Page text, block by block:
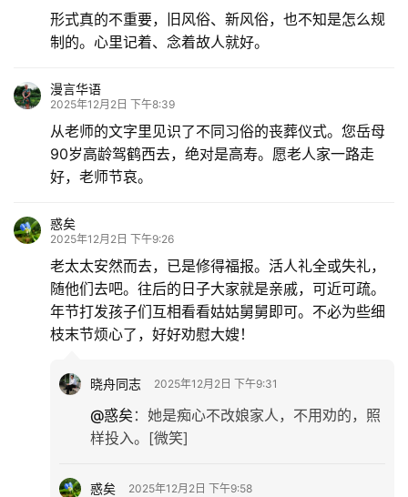
形式真的不重要，旧风俗、新风俗，也不知是怎么规
制的。心里记着、念着故人就好。
漫言华语
2025年12月2日 下午8:39
从老师的文字里见识了不同习俗的丧葬仪式。您岳母
90岁高龄驾鹤西去，绝对是高寿。愿老人家一路走
好，老师节哀。
惑矣
2025年12月2日 下午9:26
老太太安然而去，已是修得福报。活人礼全或失礼，
随他们去吧。往后的日子大家就是亲戚，可近可疏。
年节打发孩子们互相看看姑姑舅舅即可。不必为些细
枝末节烦心了，好好劝慰大嫂！
晓舟同志 2025年12月2日 下午9:31
@惑矣： 她是痴心不改娘家人，不用劝的，照
样投入。[微笑]
惑矣 2025年12月2日 下午9:58